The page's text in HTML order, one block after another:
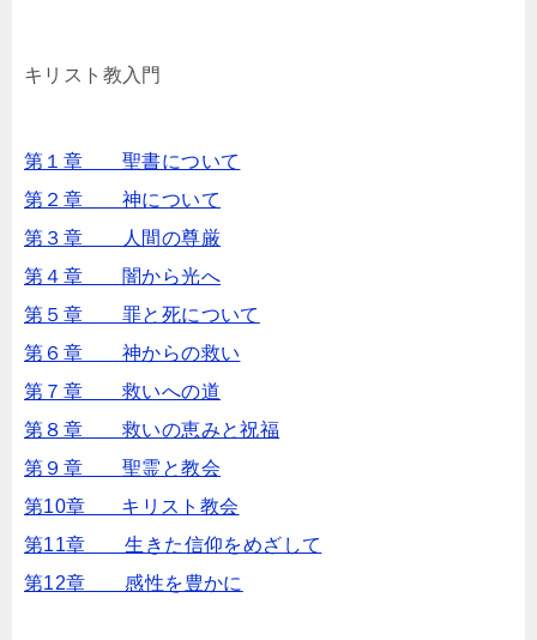
キリスト教入門
第１章 聖書について
第２章 神について
第３章 人間の尊厳
第４章 闇から光へ
第５章 罪と死について
第６章 神からの救い
第７章 救いへの道
第８章 救いの恵みと祝福
第９章 聖霊と教会
第10章 キリスト教会
第11章 生きた信仰をめざして
第12章 感性を豊かに